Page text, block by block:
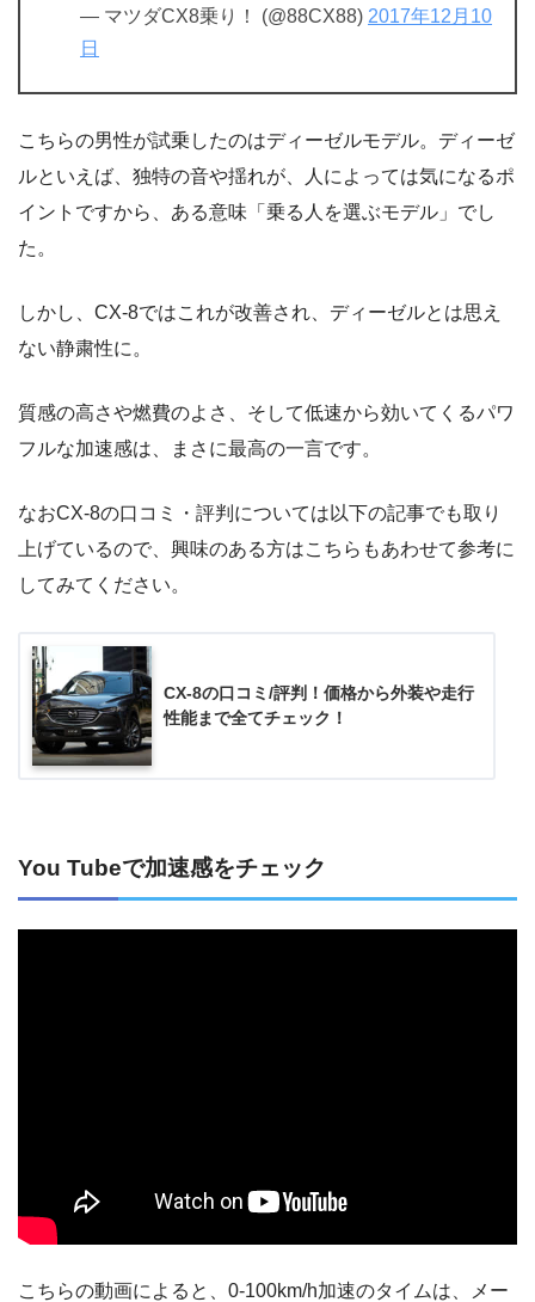
— マツダCX8乗り！ (@88CX88) 2017年12月10
日
こちらの男性が試乗したのはディーゼルモデル。ディーゼ
ルといえば、独特の音や揺れが、人によっては気になるポ
イントですから、ある意味「乗る人を選ぶモデル」でし
た。
しかし、CX-8ではこれが改善され、ディーゼルとは思え
ない静粛性に。
質感の高さや燃費のよさ、そして低速から効いてくるパワ
フルな加速感は、まさに最高の一言です。
なおCX-8の口コミ・評判については以下の記事でも取り
上げているので、興味のある方はこちらもあわせて参考に
してみてください。
CX-8の口コミ/評判！価格から外装や走行
性能まで全てチェック！
You Tubeで加速感をチェック
こちらの動画によると、0-100km/h加速のタイムは、メー